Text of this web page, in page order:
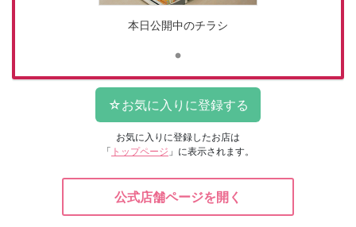
本日公開中のチラシ
お気に入りに登録したお店は
「 トップページ 」に表示されます。
公式店舗ページを開く